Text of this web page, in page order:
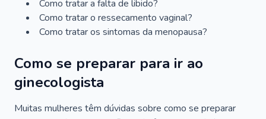
Como tratar a falta de libido?
Como tratar o ressecamento vaginal?
Como tratar os sintomas da menopausa?
Como se preparar para ir ao
ginecologista
Muitas mulheres têm dúvidas sobre como se preparar